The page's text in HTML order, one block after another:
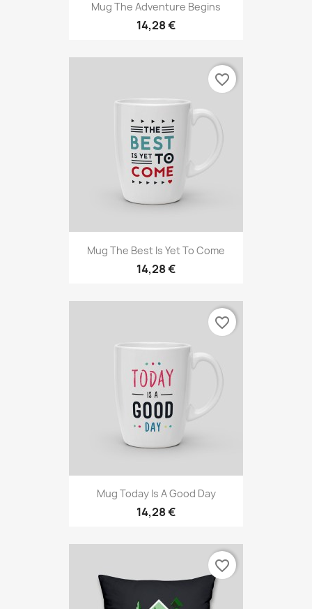
Mug The Adventure Begins
14,28 €
Mug The Best Is Yet To Come
14,28 €
favorite_border
Mug Today Is A Good Day
14,28 €
favorite_border
favorite_border